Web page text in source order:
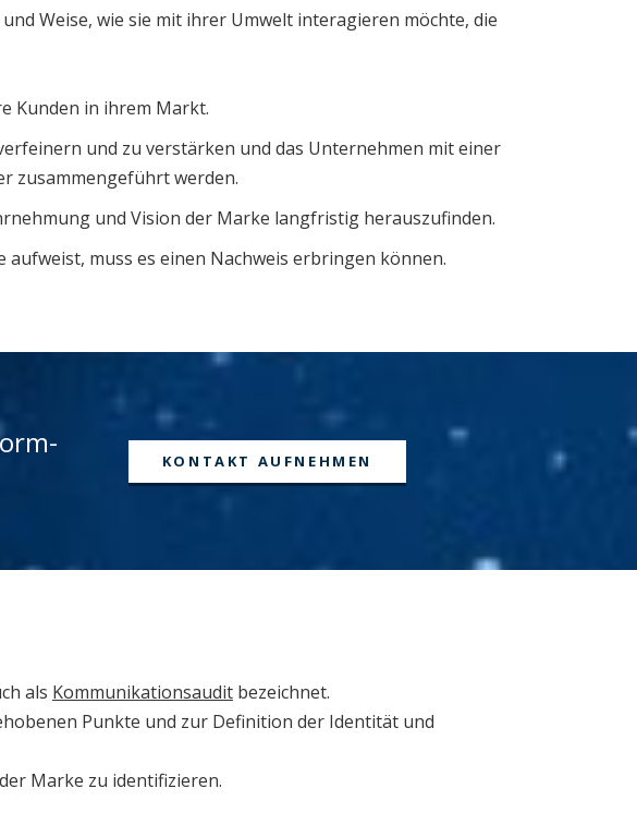
Weise, wie sie mit ihrer Umwelt interagieren möchte, die
Kunden in ihrem Markt.
und zu verstärken und das Unternehmen mit einer
zusammengeführt werden.
und Vision der Marke langfristig herauszufinden.
aufweist, muss es einen Nachweis erbringen können.
KONTAKT AUFNEHMEN
als Kommunikationsaudit bezeichnet.
Punkte und zur Definition der Identität und
Marke zu identifizieren.